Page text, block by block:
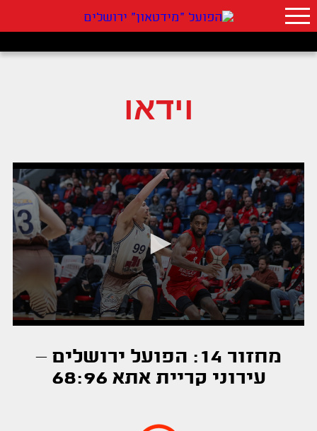
וידאו
מחזור 14: הפועל ירושלים –
עירוני קריית אתא 68:96